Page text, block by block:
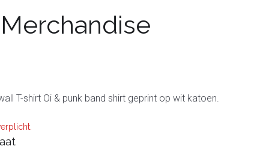
T-shirt Oi & punk band shirt geprint op wit katoen.